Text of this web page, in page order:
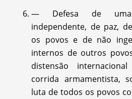
— Defesa de uma
independente, de paz,
os povos e de não
internos de outros
distensão
corrida armamentista,
luta de todos os povos